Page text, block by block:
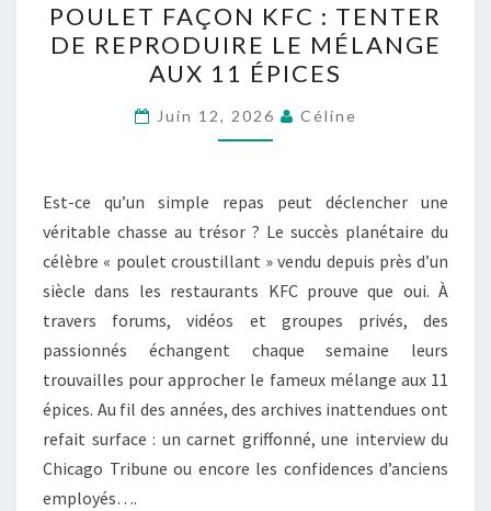
FAÇON
KFC
TENTER
DE
LE
MÉLANGE
AUX
11
ÉPICES
POULET FAÇON KFC : TENTER
DE REPRODUIRE LE MÉLANGE
AUX 11 ÉPICES
Juin 12, 2026 Céline
Est-ce qu’un simple repas peut déclencher une
véritable chasse au trésor ? Le succès planétaire du
célèbre « poulet croustillant » vendu depuis près d’un
siècle dans les restaurants KFC prouve que oui. À
travers forums, vidéos et groupes privés, des
passionnés échangent chaque semaine leurs
trouvailles pour approcher le fameux mélange aux 11
épices. Au fil des années, des archives inattendues ont
refait surface : un carnet griffonné, une interview du
Chicago Tribune ou encore les confidences d’anciens
employés….